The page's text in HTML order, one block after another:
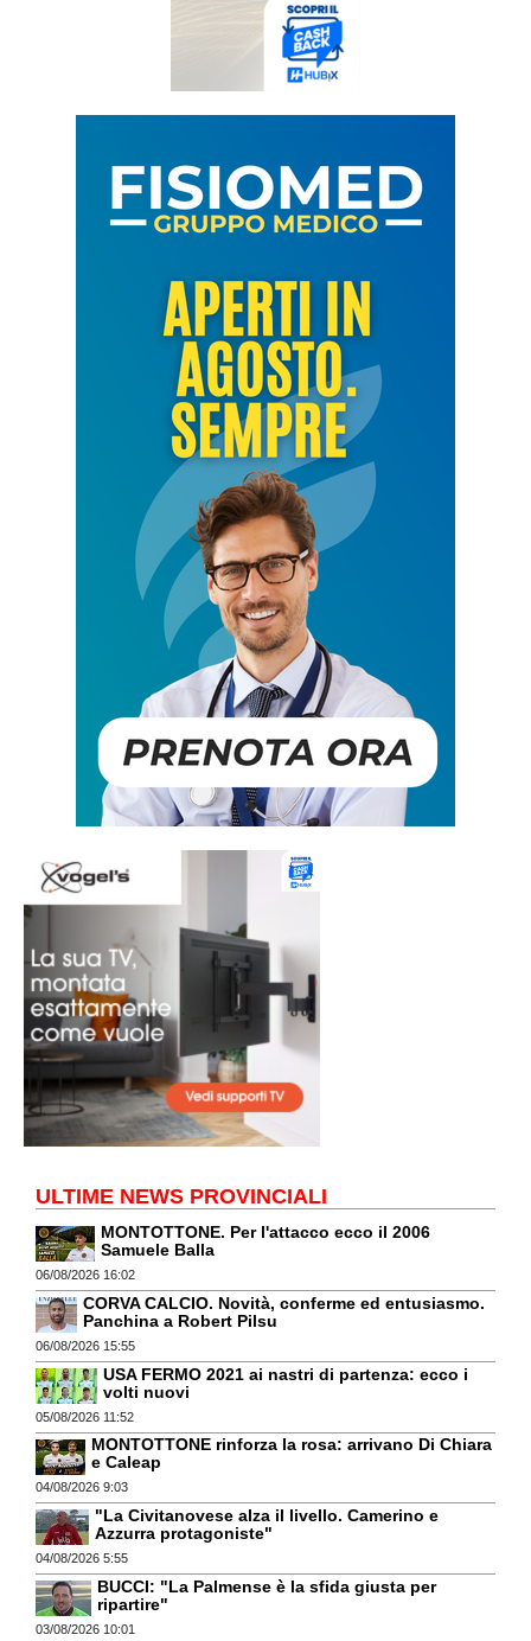
ULTIME NEWS PROVINCIALI
MONTOTTONE. Per l'attacco ecco il 2006
Samuele Balla
06/08/2026 16:02
CORVA CALCIO. Novità, conferme ed entusiasmo.
Panchina a Robert Pilsu
06/08/2026 15:55
USA FERMO 2021 ai nastri di partenza: ecco i
volti nuovi
05/08/2026 11:52
MONTOTTONE rinforza la rosa: arrivano Di Chiara
e Caleap
04/08/2026 9:03
"La Civitanovese alza il livello. Camerino e
Azzurra protagoniste"
04/08/2026 5:55
BUCCI: "La Palmense è la sfida giusta per
ripartire"
03/08/2026 10:01